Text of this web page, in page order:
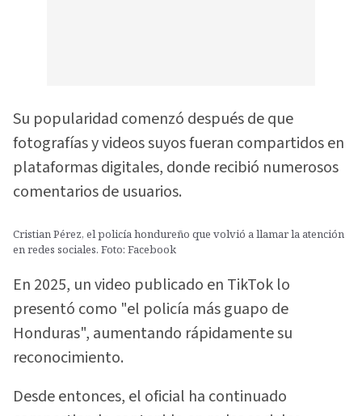
Su popularidad comenzó después de que
fotografías y videos suyos fueran compartidos en
plataformas digitales, donde recibió numerosos
comentarios de usuarios.
Cristian Pérez, el policía hondureño que volvió a llamar la atención
en redes sociales. Foto: Facebook
En 2025, un video publicado en TikTok lo
presentó como "el policía más guapo de
Honduras", aumentando rápidamente su
reconocimiento.
Desde entonces, el oficial ha continuado